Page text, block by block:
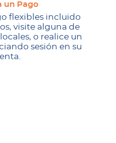
un Pago
flexibles incluido
visite alguna de
o realice un
sesión en su